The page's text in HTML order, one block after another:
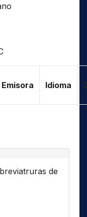
Emisora Idioma
de